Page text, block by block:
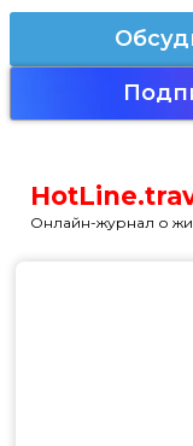
Онлайн-журнал о